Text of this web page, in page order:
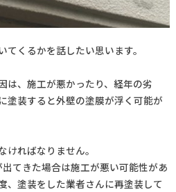
くるかを話したい思います。
は、施工が悪かったり、経年の劣
塗装すると外壁の塗膜が浮く可能が
ればなりません。
てきた場合は施工が悪い可能性があ
、塗装をした業者さんに再塗装して